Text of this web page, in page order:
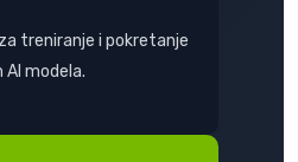
treniranje i pokretanje
AI modela.